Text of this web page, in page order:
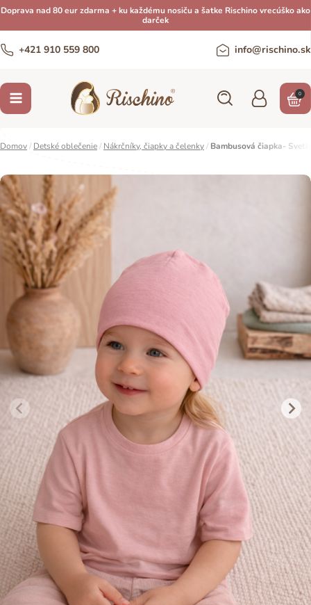
Doprava nad 80 eur zdarma + ku každému nosiču a šatke Rischino vrecúško ako
darček
+421 910 559 800 info@rischino.sk
0
Domov/ Detské oblečenie/ Nákrčníky, čiapky a čelenky/ Bambusová čiapka-